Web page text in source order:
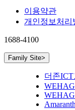
이용약관
개인정보처리
1688-4100
Family Site>
더존